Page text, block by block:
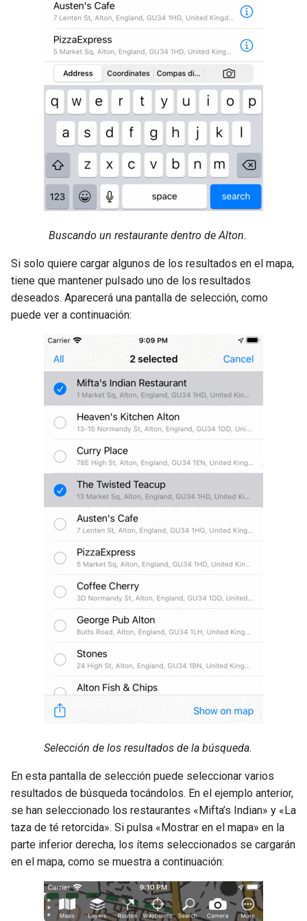
Buscando un restaurante dentro de Alton.
Si solo quiere cargar algunos de los resultados en el mapa,
tiene que mantener pulsado uno de los resultados
deseados. Aparecerá una pantalla de selección, como
puede ver a continuación:
Selección de los resultados de la búsqueda.
En esta pantalla de selección puede seleccionar varios
resultados de búsqueda tocándolos. En el ejemplo anterior,
se han seleccionado los restaurantes «Mifta’s Indian» y «La
taza de té retorcida». Si pulsa «Mostrar en el mapa» en la
parte inferior derecha, los ítems seleccionados se cargarán
en el mapa, como se muestra a continuación: